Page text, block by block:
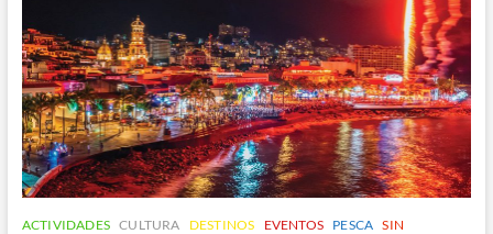
con
Mike’s
Fishing
and
Tours
ACTIVIDADES CULTURA DESTINOS EVENTOS PESCA SIN